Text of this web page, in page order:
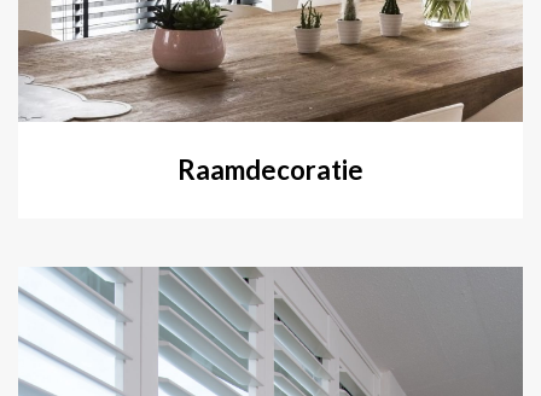
Raamdecoratie